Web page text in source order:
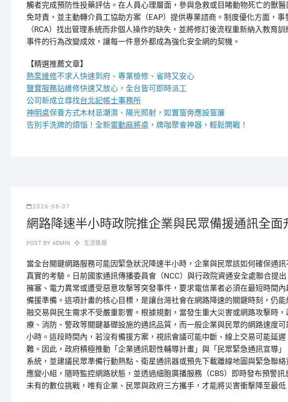
觸者完成預防性投藥評估。在人員心理層面，參與急救或目睹動物死亡的獸
免苛責，並主動轉介員工協助方案（EAP）提供專業諮商。制度優化方面，
（RCA）找出管理系統而非個人操作的缺失，並將修訂後流程重新納入教育
事件的行為改變成效，讓每一件意外都成為強化安全網的契機。
【精選推薦文章】
熱泵維修不求人快速到府、專業檢修、省時又安心
聲寶服務站維修快速又放心，全台皆可即時派工
公司新成立尋找台北記帳士事務所
神明桌保養方式木材忌潮濕、陽光照射，如置窗旁應設窗簾
告別手洗牌的煩惱！全新電動麻將桌 ，牌咖聚會神器，輕鬆開戰！
2026-08-07
網路降速半小時政院推企業與民眾備援通訊全面
POST BY ADMIN 生活情報
當全台關鍵網路服務可能因緊急狀況降速半小時，企業與民眾該如何確保通
真實的考驗。日前國家通訊傳播委員會（NCC）與行政院資通安全處聯合提
擁塞、電力異常或遭受惡意攻擊等突發事件，要求電信業者必須在最短時間
備援準備。這項計畫的核心目標，是讓台灣社會在網路降速的關鍵時刻，仍
融交易與民生需求不受嚴重影響。根據規劃，當發生重大災害或網路攻擊時
療、消防、警政等關鍵基礎設施的通訊品質，而一般企業與民眾的網路速度
小時。這段時間內，若沒有備援方案，視訊會議可能中斷、線上交易可能延
難。因此，政府積極推動「企業通訊韌性輔導計畫」與「民眾緊急通訊宣導
系統，並建議民眾準備行動熱點、衛星通訊器或預先下載離線地圖與緊急聯
應變小組，隨時監控網路狀態，並透過細胞廣播服務（CBS）即時發布預警
未有的數位挑戰，唯有企業、民眾與政府三方攜手，才能將災害衝擊降至最低